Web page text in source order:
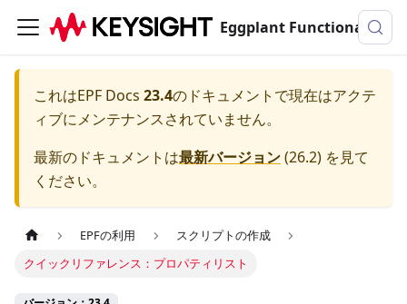
Eggplant Functionalのドキュメンテーション
これはEPF Docs 23.4のドキュメントで現在はアクテ
ィブにメンテナンスされていません。
最新のドキュメントは最新バージョン(26.2) を見て
ください。
EPFの利用
スクリプトの作成
クイックリファレンス：プロパティリスト